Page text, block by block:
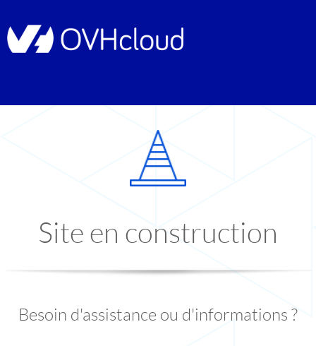
Site en construction
Besoin d'assistance ou d'informations ?